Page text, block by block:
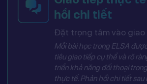
hồi chi tiết
Đặt trọng tâm vào
Mỗi bài học trong ELSA
tiêu giao tiếp cụ thể và rõ
triển khả năng đối thoại
thực tế. Phản hồi chi tiết sau